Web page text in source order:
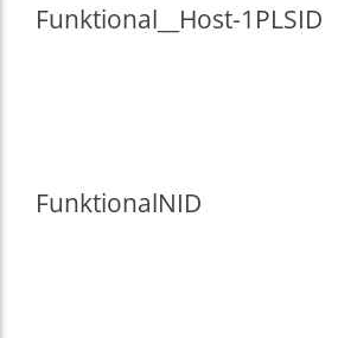
Funktional __Host-1PLSID
FunktionalNID